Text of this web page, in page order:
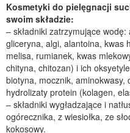
Kosmetyki do pielęgnacji
swoim składzie:
– składniki zatrzymujące
gliceryna, algi, alantoina, kwas
melisa, rumianek, kwas
chityna, chitozan) i ich
biotyna, mocznik, aminokwasy,
hydrolizaty protein (kolagen,
– składniki wygładzające i
ogórecznika, z wiesiołka, ze
kokosowy.